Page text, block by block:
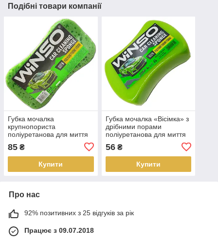
Подібні товари компанії
Губка мочалка
крупнопориста
поліуретанова для миття
авто 220*160*60 мм Winso
151400
85 ₴
Купити
Губка мочалка «Вісімка» з
дрібними порами
поліуретанова для миття
авто 220*140*60 мм Winso
151300
56₴
Купити
Про нас
92% позитивних з 25 відгуків за рік
Працює з 09.07.2018